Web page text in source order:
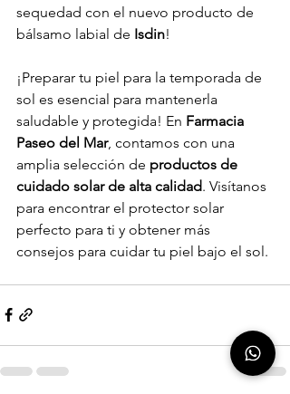
sequedad con el nuevo producto de
bálsamo labial de Isdin!
¡Preparar tu piel para la temporada de
sol es esencial para mantenerla
saludable y protegida! En Farmacia
Paseo del Mar, contamos con una
amplia selección de productos de
cuidado solar de alta calidad. Visítanos
para encontrar el protector solar
perfecto para ti y obtener más
consejos para cuidar tu piel bajo el sol.